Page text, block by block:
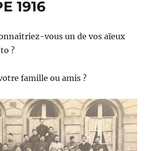
1916
vous un de vos aïeux
?
famille ou amis ?